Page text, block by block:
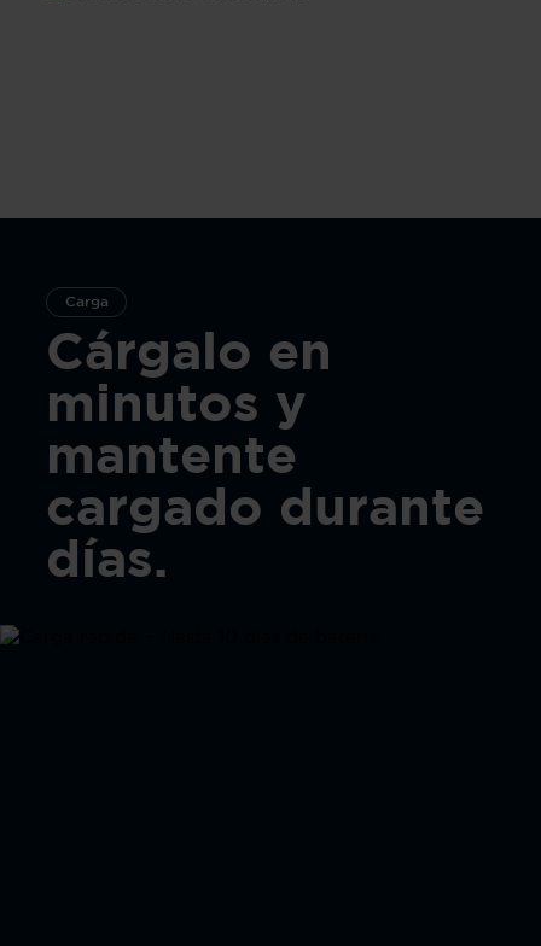
Carga
Cárgalo en
minutos y
mantente
cargado durante
días.